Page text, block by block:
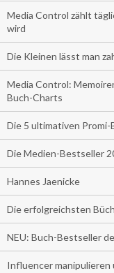
Media Control zählt
wird
Die Kleinen lässt man
Media Control:
Buch-Charts
Die 5 ultimativen
Die Medien-Bestseller
Hannes Jaenicke
Die erfolgreichsten
NEU: Buch-Bestseller
Influencer manipulieren